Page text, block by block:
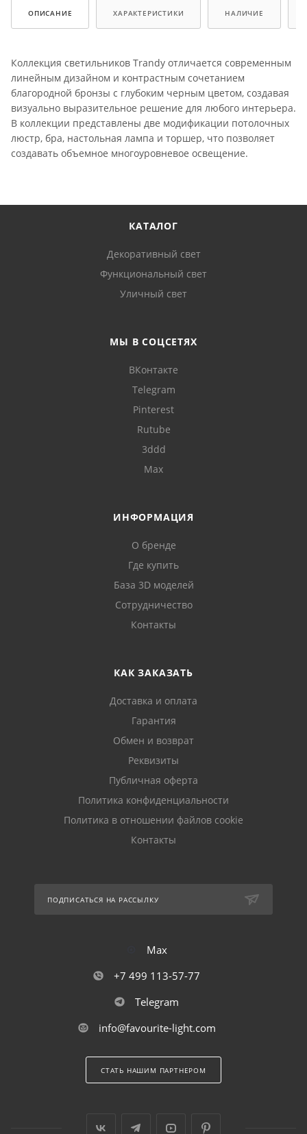
ОПИСАНИЕ ХАРАКТЕРИСТИКИ НАЛИЧИЕ
Коллекция светильников Trandy отличается современным
линейным дизайном и контрастным сочетанием
благородной бронзы с глубоким черным цветом, создавая
визуально выразительное решение для любого интерьера.
В коллекции представлены две модификации потолочных
люстр, бра, настольная лампа и торшер, что позволяет
создавать объемное многоуровневое освещение.
КАТАЛОГ
Декоративный свет
Функциональный свет
Уличный свет
МЫ В СОЦСЕТЯХ
ВКонтакте
Telegram
Pinterest
Rutube
3ddd
Max
ИНФОРМАЦИЯ
О бренде
Где купить
База 3D моделей
Сотрудничество
Контакты
КАК ЗАКАЗАТЬ
Доставка и оплата
Гарантия
Обмен и возврат
Реквизиты
Публичная оферта
Политика конфиденциальности
Политика в отношении файлов cookie
Контакты
ПОДПИСАТЬСЯ НА РАССЫЛКУ
Max
+7 499 113-57-77
Telegram
info@favourite-light.com
СТАТЬ НАШИМ ПАРТНЕРОМ